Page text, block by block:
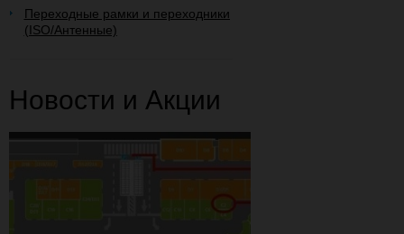
Переходные рамки и переходники
(ISO/Антенные)
Новости и Акции